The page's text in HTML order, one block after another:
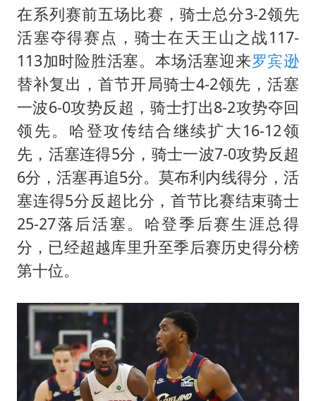
在系列赛前五场比赛，骑士总分3-2领先
活塞夺得赛点，骑士在天王山之战117-
113加时险胜活塞。本场活塞迎来罗宾逊
替补复出，首节开局骑士4-2领先，活塞
一波6-0攻势反超，骑士打出8-2攻势夺回
领先。哈登攻传结合继续扩大16-12领
先，活塞连得5分，骑士一波7-0攻势反超
6分，活塞再追5分。莫布利内线得分，活
塞连得5分反超比分，首节比赛结束骑士
25-27落后活塞。哈登季后赛生涯总得
分，已经超越库里升至季后赛历史得分榜
第十位。